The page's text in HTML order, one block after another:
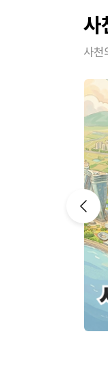
사
사천